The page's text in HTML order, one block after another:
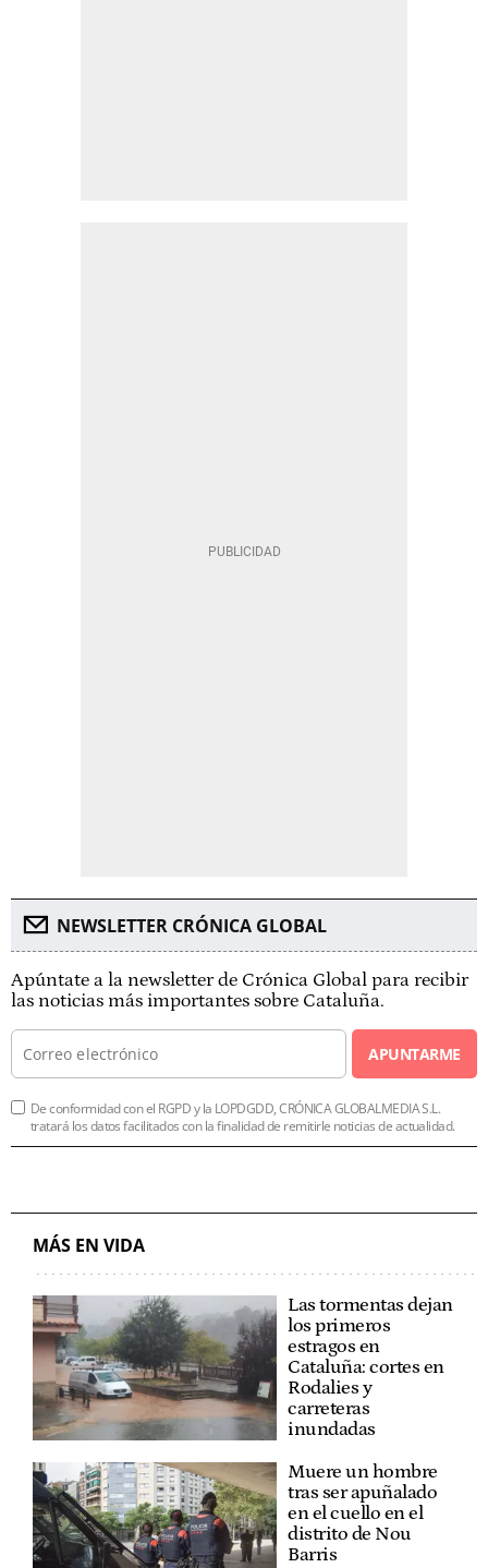
NEWSLETTER CRÓNICA GLOBAL
Apúntate a la newsletter de Crónica Global para recibir
las noticias más importantes sobre Cataluña.
APUNTARME
De conformidad con el RGPD y la LOPDGDD, CRÓNICA GLOBALMEDIA S.L.
tratará los datos facilitados con la finalidad de remitirle noticias de actualidad.
MÁS EN VIDA
Las tormentas dejan
los primeros
estragos en
Cataluña: cortes en
Rodalies y
carreteras
inundadas
Muere un hombre
tras ser apuñalado
en el cuello en el
distrito de Nou
Barris